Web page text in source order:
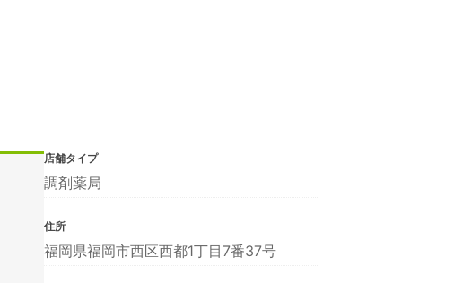
店舗タイプ
調剤薬局
住所
福岡県福岡市西区西都1丁目7番37号